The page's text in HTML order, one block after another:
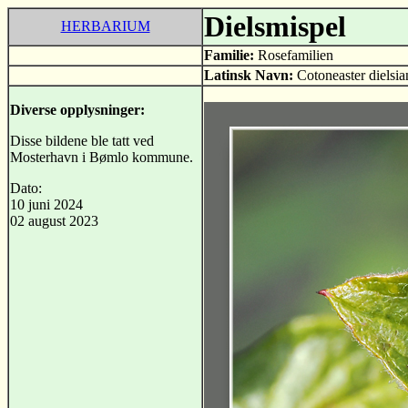
HERBARIUM Dielsmispel
Familie: Rosefamilien
Latinsk Navn: Cotoneaster
Diverse opplysninger:
Disse bildene ble tatt ved
Mosterhavn i Bømlo kommune.
Dato:
10 juni 2024
02 august 2023